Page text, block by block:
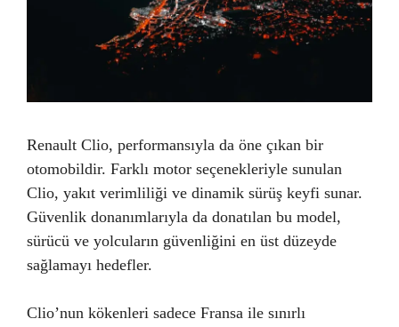
Renault Clio, performansıyla da öne çıkan bir
otomobildir. Farklı motor seçenekleriyle sunulan
Clio, yakıt verimliliği ve dinamik sürüş keyfi sunar.
Güvenlik donanımlarıyla da donatılan bu model,
sürücü ve yolcuların güvenliğini en üst düzeyde
sağlamayı hedefler.
Clio’nun kökenleri sadece Fransa ile sınırlı